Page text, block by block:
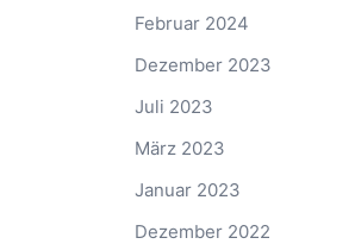
Februar 2024
Dezember 2023
Juli 2023
März 2023
Januar 2023
Dezember 2022